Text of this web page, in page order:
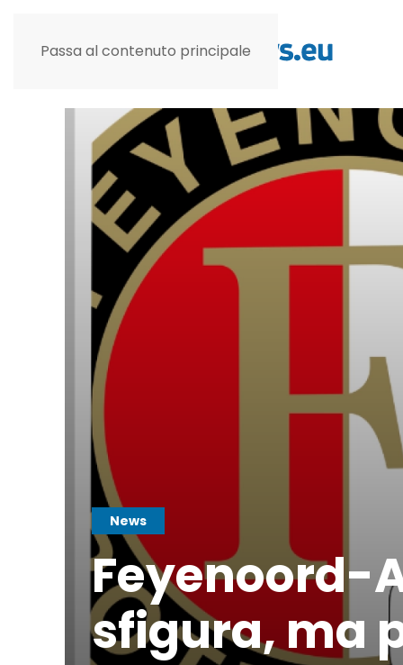
Passa al contenuto principale
News
Feyenoord-
sfigura, ma